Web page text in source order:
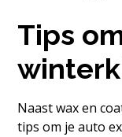
Tips
Naast wax en
tips om je auto